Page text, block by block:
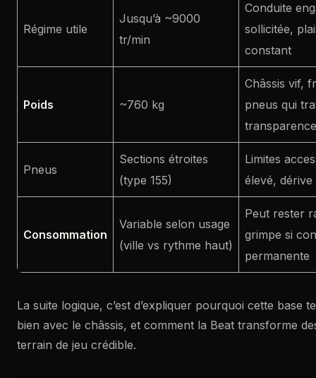
Régime utile
Jusqu’à ~9000
tr/min
Conduite
sollicitée,
constant
Poids ~760 kg
Châssis vif,
pneus qui
Pneus
Sections étroites
(type 155)
Limites
élevé,
Consommation
Variable selon usage
(ville vs rythme haut)
Peut rester
grimpe si
permanente
La suite logique, c’est d’expliquer pourquoi cette base
bien avec le châssis, et comment la Beat transforme
terrain de jeu crédible.